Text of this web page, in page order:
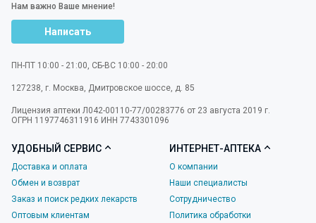
Нам важно Ваше мнение!
Написать
ПН-ПТ 10:00 - 21:00, СБ-ВС 10:00 - 20:00
127238 г. Москва Дмитровское шоссе, д. 85
Лицензия аптеки Л042-00110-77/00283776 от 23 августа 2019 г.
ОГРН 1197746311916 ИНН 7743301096
УДОБНЫЙ СЕРВИС
Доставка и оплата
Обмен и возврат
Заказ и поиск редких лекарств
Оптовым клиентам
ИНТЕРНЕТ-АПТЕКА
О компании
Наши специалисты
Сотрудничество
Политика обработки